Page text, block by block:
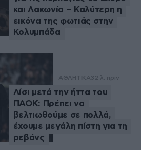
και Λακωνία – Καλύτερη η
εικόνα της φωτιάς στην
Κολυμπάδα
ΑΘΛΗΤΙΚΑ32 λ. πριν
Λίσι μετά την ήττα του
ΠΑΟΚ: Πρέπει να
βελτιωθούμε σε πολλά,
έχουμε μεγάλη πίστη για τη
ρεβάνς